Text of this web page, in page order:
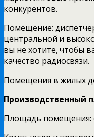
конкурентов.
Помещение:
центральной и
вы не хотите, чтобы
качество радиосвязи.
Помещения в жилых
Производственный
Площадь помещения: